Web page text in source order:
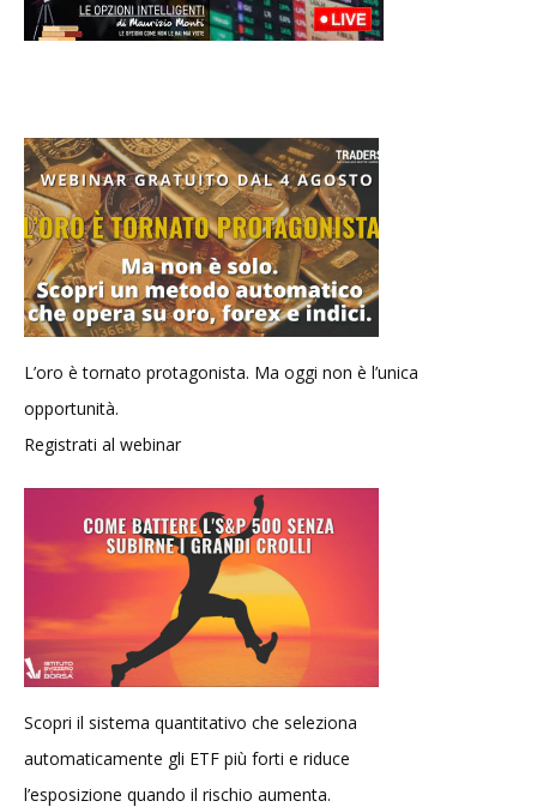
L’oro è tornato protagonista. Ma oggi non è l’unica
opportunità.
Registrati al webinar
Scopri il sistema quantitativo che seleziona
automaticamente gli ETF più forti e riduce
l’esposizione quando il rischio aumenta.